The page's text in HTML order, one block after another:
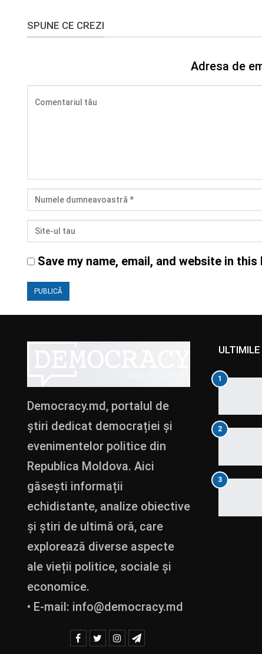
SPUNE CE CREZI
Adresa de
Save my name, email, and website in
Democracy.md, portalul de
știri dedicat democrației și
evenimentelor politice din
Republica Moldova. Aici
găsești informații
echidistante, analize obiective
și știri de ultimă oră, care
explorează diverse aspecte
ale vieții politice, sociale și
economice.
• E-mail: info@democracy.md
1
2
3